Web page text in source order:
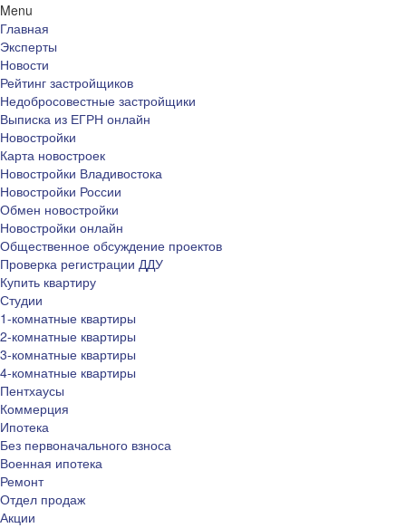
Menu
Главная
Эксперты
Новости
Рейтинг застройщиков
Недобросовестные застройщики
Выписка из ЕГРН онлайн
Новостройки
Карта новостроек
Новостройки Владивостока
Новостройки России
Обмен новостройки
Новостройки онлайн
Общественное обсуждение проектов
Проверка регистрации ДДУ
Купить квартиру
Студии
1-комнатные квартиры
2-комнатные квартиры
3-комнатные квартиры
4-комнатные квартиры
Пентхаусы
Коммерция
Ипотека
Без первоначального взноса
Военная ипотека
Ремонт
Отдел продаж
Акции